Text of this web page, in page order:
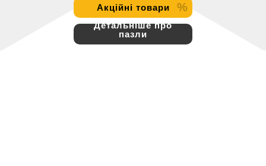
Акційні товари %
Детальніше про
пазли